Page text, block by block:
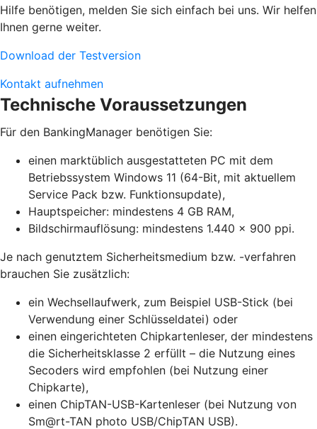
Hilfe benötigen, melden Sie sich einfach bei uns. Wir helfen
Ihnen gerne weiter.
Download der Testversion
Kontakt aufnehmen
Technische Voraussetzungen
Für den BankingManager benötigen Sie:
einen marktüblich ausgestatteten PC mit dem
Betriebssystem Windows 11 (64-Bit, mit aktuellem
Service Pack bzw. Funktionsupdate),
Hauptspeicher: mindestens 4 GB RAM,
Bildschirmauflösung: mindestens 1.440 x 900 ppi.
Je nach genutztem Sicherheitsmedium bzw. -verfahren
brauchen Sie zusätzlich:
ein Wechsellaufwerk, zum Beispiel USB-Stick (bei
Verwendung einer Schlüsseldatei) oder
einen eingerichteten Chipkartenleser, der mindestens
die Sicherheitsklasse 2 erfüllt – die Nutzung eines
Secoders wird empfohlen (bei Nutzung einer
Chipkarte),
einen ChipTAN-USB-Kartenleser (bei Nutzung von
Sm@rt-TAN photo USB/ChipTAN USB).